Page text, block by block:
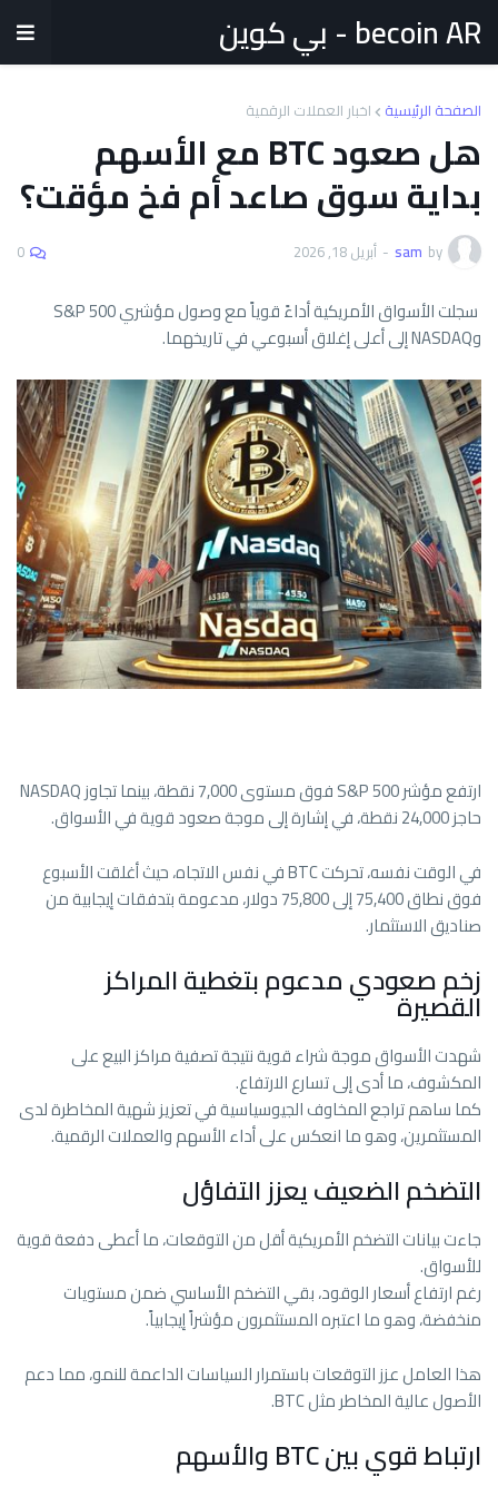
becoin AR - بي كوين
الصفحة الرئيسية اخبار العملات الرقمية
هل صعود BTC مع الأسهم
بداية سوق صاعد أم فخ مؤقت؟
by
sam
- أبريل 18, 2026 0
سجلت الأسواق الأمريكية أداءً قوياً مع وصول مؤشري S&P 500
وNASDAQ إلى أعلى إغلاق أسبوعي في تاريخهما.
ارتفع مؤشر S&P 500 فوق مستوى 7,000 نقطة، بينما تجاوز NASDAQ
حاجز 24,000 نقطة، في إشارة إلى موجة صعود قوية في الأسواق.
في الوقت نفسه، تحركت BTC في نفس الاتجاه، حيث أغلقت الأسبوع
فوق نطاق 75,400 إلى 75,800 دولار، مدعومة بتدفقات إيجابية من
صناديق الاستثمار.
زخم صعودي مدعوم بتغطية المراكز
القصيرة
شهدت الأسواق موجة شراء قوية نتيجة تصفية مراكز البيع على
المكشوف، ما أدى إلى تسارع الارتفاع.
كما ساهم تراجع المخاوف الجيوسياسية في تعزيز شهية المخاطرة لدى
المستثمرين، وهو ما انعكس على أداء الأسهم والعملات الرقمية.
التضخم الضعيف يعزز التفاؤل
جاءت بيانات التضخم الأمريكية أقل من التوقعات، ما أعطى دفعة قوية
للأسواق.
رغم ارتفاع أسعار الوقود، بقي التضخم الأساسي ضمن مستويات
منخفضة، وهو ما اعتبره المستثمرون مؤشراً إيجابياً.
هذا العامل عزز التوقعات باستمرار السياسات الداعمة للنمو، مما دعم
الأصول عالية المخاطر مثل BTC.
ارتباط قوي بين BTC والأسهم